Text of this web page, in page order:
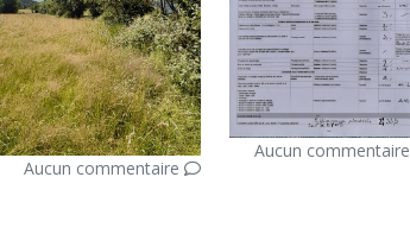
Aucun commentaire
Aucun commentaire